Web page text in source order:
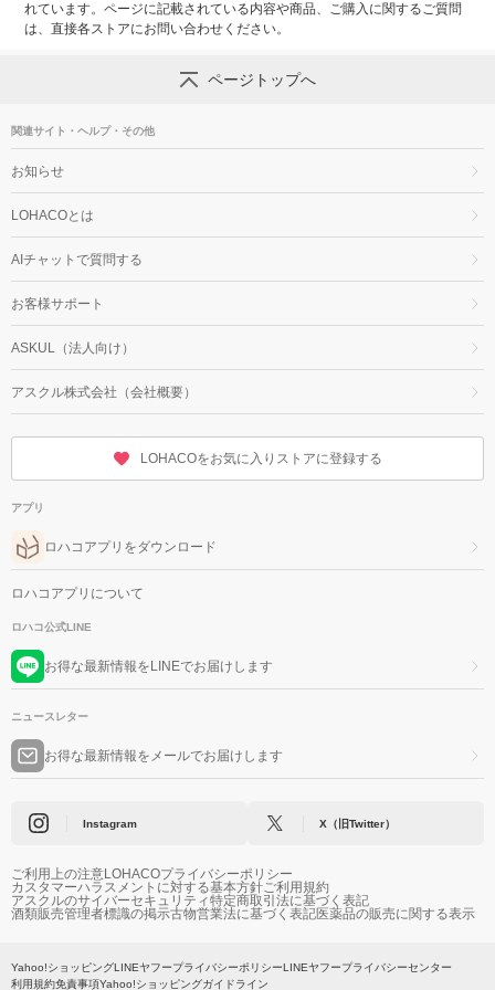
れています。ページに記載されている内容や商品、ご購入に関するご質問
は、直接各ストアにお問い合わせください。
ページトップへ
関連サイト・ヘルプ・その他
お知らせ
LOHACOとは
AIチャットで質問する
お客様サポート
ASKUL（法人向け）
アスクル株式会社（会社概要）
LOHACOをお気に入りストアに登録する
アプリ
ロハコアプリをダウンロード
ロハコアプリについて
ロハコ公式LINE
お得な最新情報をLINEでお届けします
ニュースレター
お得な最新情報をメールでお届けします
Instagram X（旧Twitter）
ご利用上の注意LOHACOプライバシーポリシー
カスタマーハラスメントに対する基本方針ご利用規約
アスクルのサイバーセキュリティ特定商取引法に基づく表記
酒類販売管理者標識の掲示古物営業法に基づく表記医薬品の販売に関する表示
Yahoo!ショッピングLINEヤフープライバシーポリシーLINEヤフープライバシーセンター
利用規約免責事項Yahoo!ショッピングガイドライン